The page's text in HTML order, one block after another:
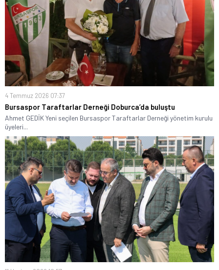
4 Temmuz 2026 07:37
Bursaspor Taraftarlar Derneği Doburca’da buluştu
Ahmet GEDİK Yeni seçilen Bursaspor Taraftarlar Derneği yönetim kurulu
üyeleri...